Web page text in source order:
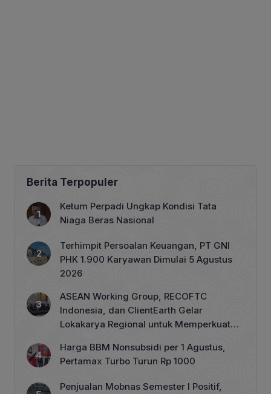
Berita Terpopuler
Ketum Perpadi Ungkap Kondisi Tata
Niaga Beras Nasional
Terhimpit Persoalan Keuangan, PT GNI
PHK 1.900 Karyawan Dimulai 5 Agustus
2026
ASEAN Working Group, RECOFTC
Indonesia, dan ClientEarth Gelar
Lokakarya Regional untuk Memperkuat
Harga BBM Nonsubsidi per 1 Agustus,
Pertamax Turbo Turun Rp 1000
Penjualan Mobnas Semester I Positif,